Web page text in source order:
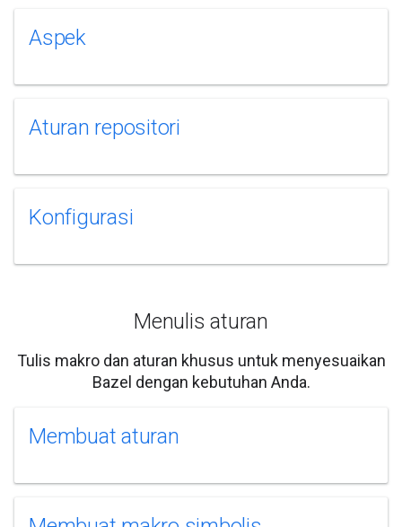
Aspek
Aturan repositori
Konfigurasi
Menulis aturan
Tulis makro dan aturan khusus untuk menyesuaikan
Bazel dengan kebutuhan Anda.
Membuat aturan